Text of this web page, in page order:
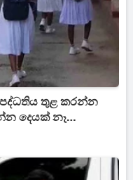
තුළ කරන්න
දෙයක් නෑ